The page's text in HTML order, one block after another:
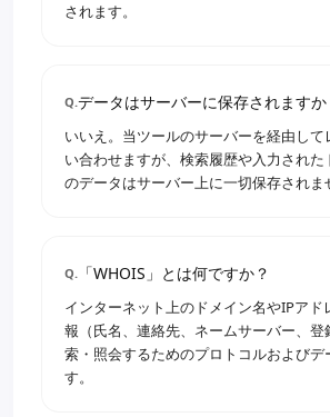
されます。
Q.データはサーバーに保存されますか
いいえ。当ツールのサーバーを経由して
い合わせますが、検索履歴や入力され
のデータはサーバー上に一切保存されま
Q. 「WHOIS」とは何ですか？
インターネット上のドメイン名やIPアド
報（氏名、連絡先、ネームサーバー、登
索・照会するためのプロトコルおよびデ
す。